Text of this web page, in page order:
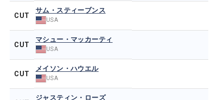
CUT
サム・スティーブンス
USA
CUT
マシュー・マッカーティ
USA
CUT
メイソン・ハウエル
USA
ジャスティン・ローズ